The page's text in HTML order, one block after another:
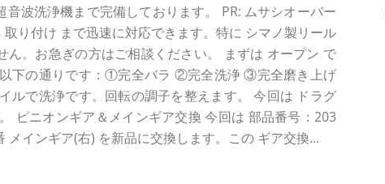
波洗浄機まで完備しております。 PR: ムサシオーバー
り付け まで迅速に対応できます。特に シマノ製リール
。お急ぎの方はご相談ください。 まずは オープン で
下の通りです：①完全バラ ②完全洗浄 ③完全磨き上げ
ルで洗浄です。回転の調子を整えます。 今回は ドラグ
ピニオンギア＆メインギア交換 今回は 部品番号：203
インギア(右) を新品に交換します。この ギア交換...